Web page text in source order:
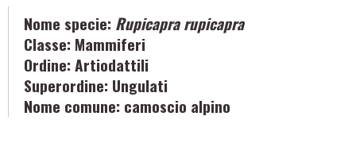
Nome specie: Rupicapra rupicapra
Classe: Mammiferi
Ordine: Artiodattili
Superordine: Ungulati
Nome comune: camoscio alpino